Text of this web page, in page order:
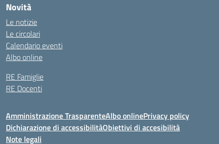
Novità
Le notizie
Le circolari
Calendario eventi
Albo online
RE Famiglie
RE Docenti
Amministrazione TrasparenteAlbo onlinePrivacy policy
Dichiarazione di accessibilitàObiettivi di accesibilità
Note legali